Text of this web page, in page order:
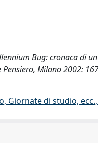
Bug: cronaca di
Pensiero, Milano 2002:
Giornate di studio,